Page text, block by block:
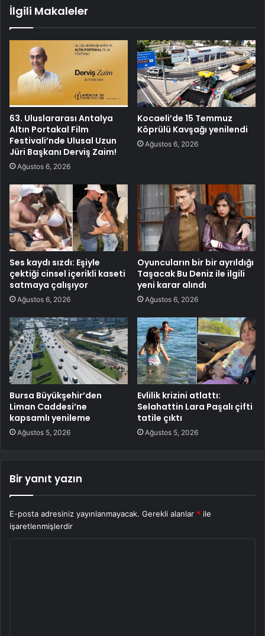
İlgili Makaleler
63. Uluslararası Antalya
Altın Portakal Film
Festivali’nde Ulusal Uzun
Jüri Başkanı Derviş Zaim!
Ağustos 6, 2026
Kocaeli’de 15 Temmuz
Köprülü Kavşağı yenilendi
Ağustos 6, 2026
Ses kaydı sızdı: Eşiyle
çektiği cinsel içerikli kaseti
satmaya çalışıyor
Ağustos 6, 2026
Oyuncuların bir bir ayrıldığı
Taşacak Bu Deniz ile ilgili
yeni karar alındı
Ağustos 6, 2026
Bursa Büyükşehir’den
Liman Caddesi’ne
kapsamlı yenileme
Ağustos 5, 2026
Evlilik krizini atlattı:
Selahattin Lara Paşalı çifti
tatile çıktı
Ağustos 5, 2026
Bir yanıt yazın
E-posta adresiniz yayınlanmayacak. Gerekli alanlar * ile
işaretlenmişlerdir